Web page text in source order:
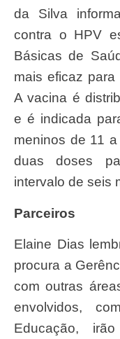
da Silva
contra o HPV
Básicas de
mais eficaz
A vacina é
e é indicada
meninos de 11
duas doses
intervalo de seis
Parceiros
Elaine Dias lembra ainda que, devido à baixa
procura a
com outras
envolvidos,
Educação,